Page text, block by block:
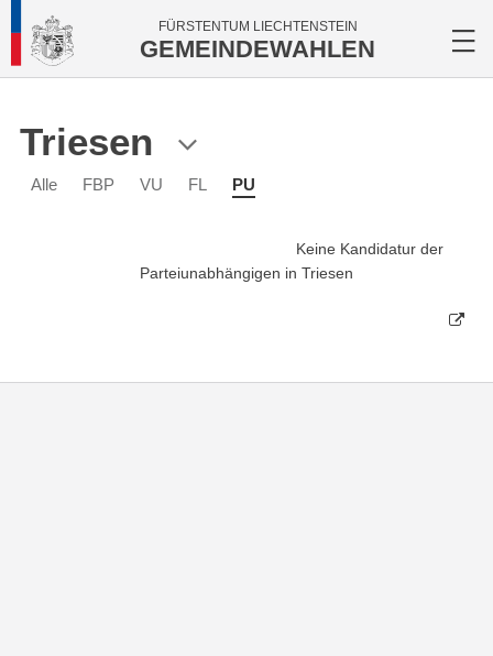
FÜRSTENTUM LIECHTENSTEIN
GEMEINDEWAHLEN
Triesen
Alle FBP VU FL PU
Keine Kandidatur der
Parteiunabhängigen in Triesen